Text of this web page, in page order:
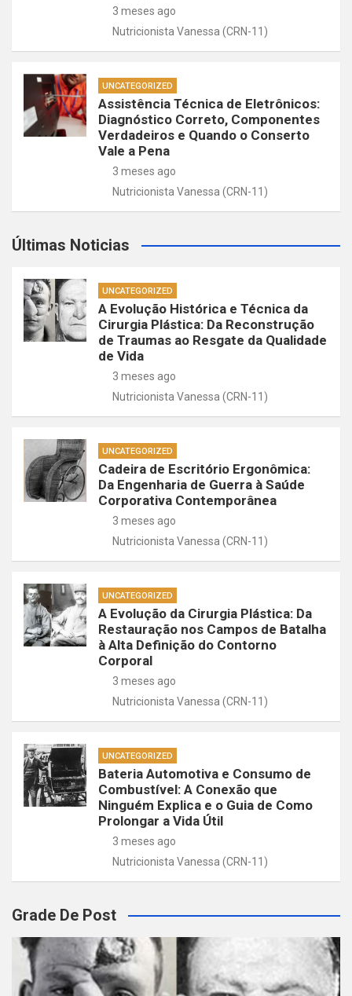
3 meses ago
Nutricionista Vanessa (CRN-11)
UNCATEGORIZED
Assistência Técnica de Eletrônicos:
Diagnóstico Correto, Componentes
Verdadeiros e Quando o Conserto
Vale a Pena
3 meses ago
Nutricionista Vanessa (CRN-11)
Últimas Noticias
UNCATEGORIZED
A Evolução Histórica e Técnica da
Cirurgia Plástica: Da Reconstrução
de Traumas ao Resgate da Qualidade
de Vida
3 meses ago
Nutricionista Vanessa (CRN-11)
UNCATEGORIZED
Cadeira de Escritório Ergonômica:
Da Engenharia de Guerra à Saúde
Corporativa Contemporânea
3 meses ago
Nutricionista Vanessa (CRN-11)
UNCATEGORIZED
A Evolução da Cirurgia Plástica: Da
Restauração nos Campos de Batalha
à Alta Definição do Contorno
Corporal
3 meses ago
Nutricionista Vanessa (CRN-11)
UNCATEGORIZED
Bateria Automotiva e Consumo de
Combustível: A Conexão que
Ninguém Explica e o Guia de Como
Prolongar a Vida Útil
3 meses ago
Nutricionista Vanessa (CRN-11)
Grade De Post